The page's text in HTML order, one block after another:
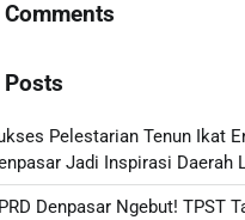
Comments
Posts
Pelestarian Tenun Ikat
Jadi Inspirasi Daerah
Denpasar Ngebut! TPST